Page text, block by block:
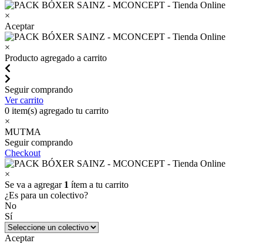
×
Aceptar
×
Producto agregado a carrito
Seguir comprando
Ver carrito
0 item(s) agregado tu carrito
×
MUTMA
Seguir comprando
Checkout
×
Se va a agregar 1 ítem a tu carrito
¿Es para un colectivo?
No
Sí
Aceptar